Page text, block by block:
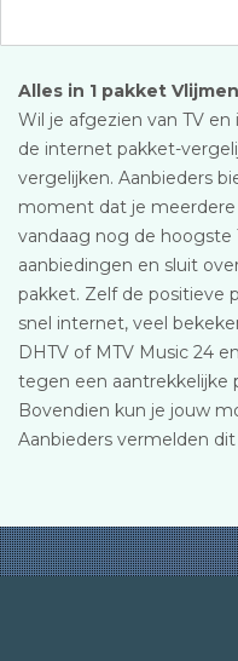
Alles in 1 pakket
Wil je afgezien van TV
de internet pakket-
vergelijken. Aanbieders
moment dat je
vandaag nog de hoogste
aanbiedingen en sluit
pakket. Zelf de positieve
snel internet, veel
DHTV of MTV Music 24
tegen een aantrekkelijke
Bovendien kun je jouw
Aanbieders vermelden